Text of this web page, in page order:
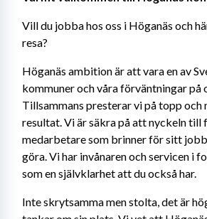
Vill du jobba hos oss i Höganäs och
resa?
Höganäs ambition är att vara en av
kommuner och våra förväntningar på
Tillsammans presterar vi på topp och
resultat. Vi är säkra på att nyckeln till
medarbetare som brinner för sitt
göra. Vi har invånaren och servicen i
som en självklarhet att du också har.
Inte skrytsamma men stolta, det är